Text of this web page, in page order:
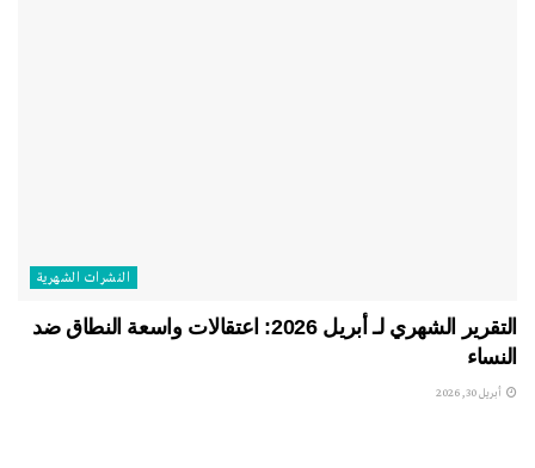
النشرات الشهریة
التقرير الشهري لـ أبريل 2026: اعتقالات واسعة النطاق ضد
النساء
أبريل 30, 2026